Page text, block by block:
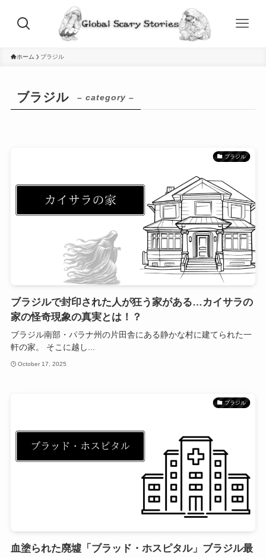
ホーム ブラジル
ブラジル – category –
ブラジル
ブラジルで封印された人が狂う家がある…カイサラの
家の怪奇現象の真実とは！？
ブラジル南部・パラナ州の片田舎にある静かな村に建てられた一
軒の家。 そこに越し...
October 17, 2025
ブラジル
血塗られた廃墟「ブラッド・ホスピタル」ブラジル最